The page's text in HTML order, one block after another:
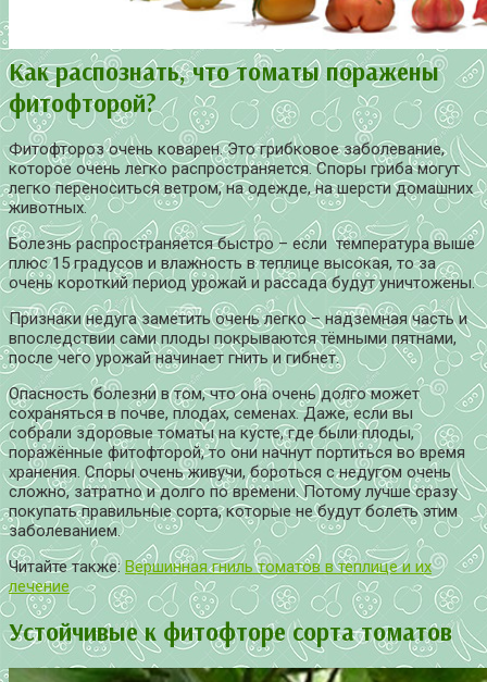
Как распознать, что томаты поражены
фитофторой?
Фитофтороз очень коварен. Это грибковое заболевание,
которое очень легко распространяется. Споры гриба могут
легко переноситься ветром, на одежде, на шерсти домашних
животных.
Болезнь распространяется быстро – если температура выше
плюс 15 градусов и влажность в теплице высокая, то за
очень короткий период урожай и рассада будут уничтожены.
Признаки недуга заметить очень легко – надземная часть и
впоследствии сами плоды покрываются тёмными пятнами,
после чего урожай начинает гнить и гибнет.
Опасность болезни в том, что она очень долго может
сохраняться в почве, плодах, семенах. Даже, если вы
собрали здоровые томаты на кусте, где были плоды,
поражённые фитофторой, то они начнут портиться во время
хранения. Споры очень живучи, бороться с недугом очень
сложно, затратно и долго по времени. Потому лучше сразу
покупать правильные сорта, которые не будут болеть этим
заболеванием.
Читайте также:Вершинная гниль томатов в теплице и их
лечение
Устойчивые к фитофторе сорта томатов